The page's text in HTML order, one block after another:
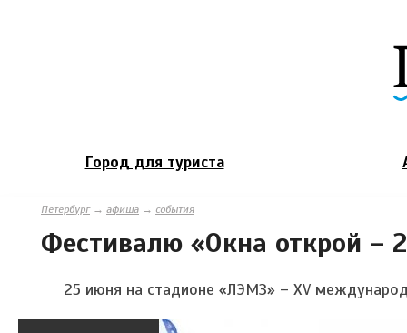
Город для туриста
Петербург→ афиша → события
Фестивалю «Окна открой –
25 июня на стадионе «ЛЭМЗ» – XV